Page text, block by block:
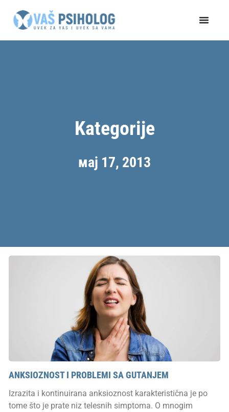
Kategorije
мај 17, 2013
ANKSIOZNOST I PROBLEMI SA GUTANJEM
Izrazita i kontinuirana anksioznost karakteristična je po
tome što je prate niz telesnih simptoma. O mnogim